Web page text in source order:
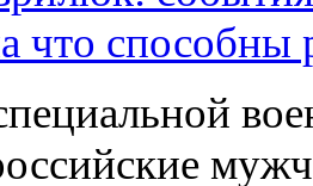
что